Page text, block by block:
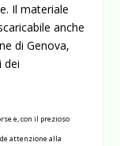
Il materiale
anche
di Genova,
dei
e, con il prezioso
attenzione alla